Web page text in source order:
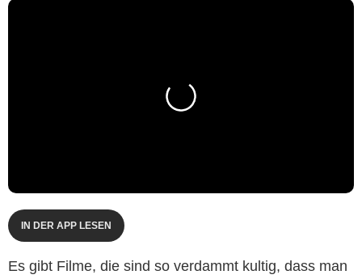
IN DER APP LESEN
Es gibt Filme, die sind so verdammt kultig, dass man